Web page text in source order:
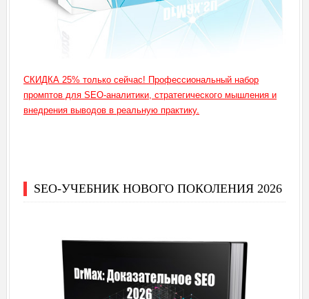
СКИДКА 25% только сейчас! Профессиональный набор
промптов для SEO-аналитики, стратегического мышления и
внедрения выводов в реальную практику.
SEO-УЧЕБНИК НОВОГО ПОКОЛЕНИЯ 2026